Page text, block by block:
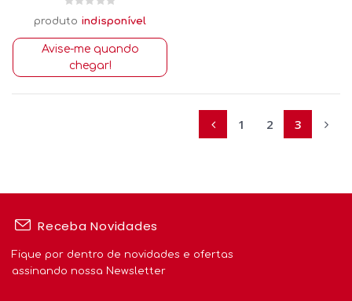
produto indisponível
Avise-me quando
chegar!
1 2 3
Receba Novidades
Fique por dentro de novidades e ofertas
assinando nossa Newsletter